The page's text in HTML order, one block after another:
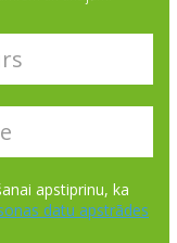
apstiprinu, ka
datu apstrādes